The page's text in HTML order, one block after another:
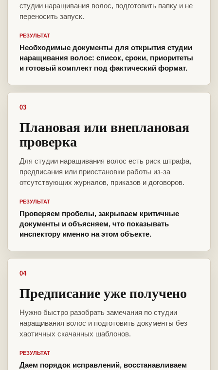
студии наращивания волос, подготовить папку и не
переносить запуск.
РЕЗУЛЬТАТ
Необходимые документы для открытия студии
наращивания волос: список, сроки, приоритеты
и готовый комплект под фактический формат.
03
Плановая или внеплановая
проверка
Для студии наращивания волос есть риск штрафа,
предписания или приостановки работы из-за
отсутствующих журналов, приказов и договоров.
РЕЗУЛЬТАТ
Проверяем пробелы, закрываем критичные
документы и объясняем, что показывать
инспектору именно на этом объекте.
04
Предписание уже получено
Нужно быстро разобрать замечания по студии
наращивания волос и подготовить документы без
хаотичных скачанных шаблонов.
РЕЗУЛЬТАТ
Даем порядок исправлений, восстанавливаем